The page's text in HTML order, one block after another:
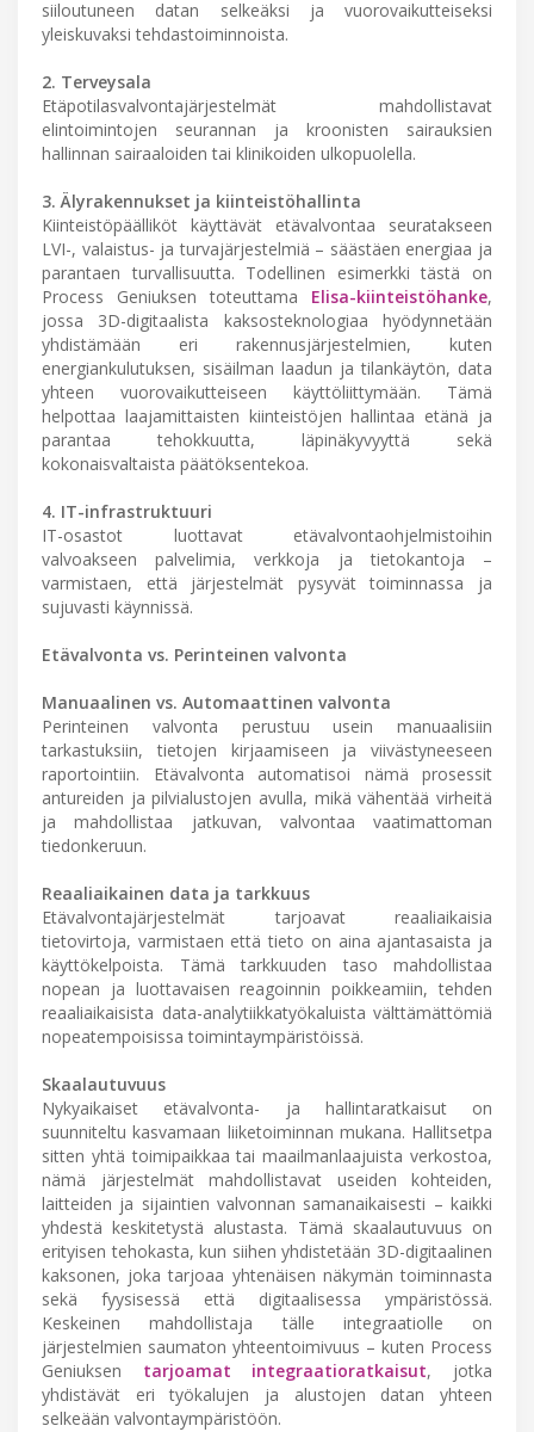
siiloutuneen datan selkeäksi ja vuorovaikutteiseksi
yleiskuvaksi tehdastoiminnoista.
2. Terveysala
Etäpotilasvalvontajärjestelmät mahdollistavat
elintoimintojen seurannan ja kroonisten sairauksien
hallinnan sairaaloiden tai klinikoiden ulkopuolella.
3. Älyrakennukset ja kiinteistöhallinta
Kiinteistöpäälliköt käyttävät etävalvontaa seuratakseen
LVI-, valaistus- ja turvajärjestelmiä – säästäen energiaa ja
parantaen turvallisuutta. Todellinen esimerkki tästä on
Process Geniuksen toteuttama Elisa-kiinteistöhanke,
jossa 3D-digitaalista kaksosteknologiaa hyödynnetään
yhdistämään eri rakennusjärjestelmien, kuten
energiankulutuksen, sisäilman laadun ja tilankäytön, data
yhteen vuorovaikutteiseen käyttöliittymään. Tämä
helpottaa laajamittaisten kiinteistöjen hallintaa etänä ja
parantaa tehokkuutta, läpinäkyvyyttä sekä
kokonaisvaltaista päätöksentekoa.
4. IT-infrastruktuuri
IT-osastot luottavat etävalvontaohjelmistoihin
valvoakseen palvelimia, verkkoja ja tietokantoja –
varmistaen, että järjestelmät pysyvät toiminnassa ja
sujuvasti käynnissä.
Etävalvonta vs. Perinteinen valvonta
Manuaalinen vs. Automaattinen valvonta
Perinteinen valvonta perustuu usein manuaalisiin
tarkastuksiin, tietojen kirjaamiseen ja viivästyneeseen
raportointiin. Etävalvonta automatisoi nämä prosessit
antureiden ja pilvialustojen avulla, mikä vähentää virheitä
ja mahdollistaa jatkuvan, valvontaa vaatimattoman
tiedonkeruun.
Reaaliaikainen data ja tarkkuus
Etävalvontajärjestelmät tarjoavat reaaliaikaisia
tietovirtoja, varmistaen että tieto on aina ajantasaista ja
käyttökelpoista. Tämä tarkkuuden taso mahdollistaa
nopean ja luottavaisen reagoinnin poikkeamiin, tehden
reaaliaikaisista data-analytiikkatyökaluista välttämättömiä
nopeatempoisissa toimintaympäristöissä.
Skaalautuvuus
Nykyaikaiset etävalvonta- ja hallintaratkaisut on
suunniteltu kasvamaan liiketoiminnan mukana. Hallitsetpa
sitten yhtä toimipaikkaa tai maailmanlaajuista verkostoa,
nämä järjestelmät mahdollistavat useiden kohteiden,
laitteiden ja sijaintien valvonnan samanaikaisesti – kaikki
yhdestä keskitetystä alustasta. Tämä skaalautuvuus on
erityisen tehokasta, kun siihen yhdistetään 3D-digitaalinen
kaksonen, joka tarjoaa yhtenäisen näkymän toiminnasta
sekä fyysisessä että digitaalisessa ympäristössä.
Keskeinen mahdollistaja tälle integraatiolle on
järjestelmien saumaton yhteentoimivuus – kuten Process
Geniuksen tarjoamat integraatioratkaisut, jotka
yhdistävät eri työkalujen ja alustojen datan yhteen
selkeään valvontaympäristöön.